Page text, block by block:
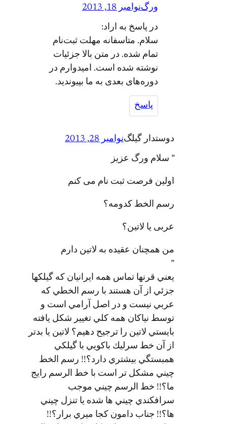
ورگنوامبر 18, 2013
در پاسخ به اراد:
سلام. متاسفانه مهلت ثبت‌نام
تمام شده. در متن بالا جزئیات
نوشته شده است. امیدوارم در
دوره‌های بعدی به ما بپیوندید.
پاسخ
دوستدار گيلگنوامبر 28, 2013
” سلام ورگ عزیز
اولین فرصت ثبت نام می کنم
رسم الخط کدومه؟
عربی یا لاتین؟
من همچنان عقیده به لاتین دارم
”
يعني قرنها تماس همه ايرانيان كه گيلكها
جزئي از آن هستند با رسم الخطي كه
عربي نيست و در اصل آرامي است و
توسط نياكان همه كلي تغيير شكل يافته
بايستي لاتين را ترجيح دهيم؟ لاتين يا بدتر
از آن خط سرليك باكويي با گيلكي
همبستگي بيشتري دارد؟!! رسم الخط
چيني مشكل تر است با خط الرسم رايج
ما؟!! خط الرسم چيني موجب
سرافكندي چيني ها شده يا تنزل چيني
ها؟!! جناب دامون كجا ميري برار؟!!